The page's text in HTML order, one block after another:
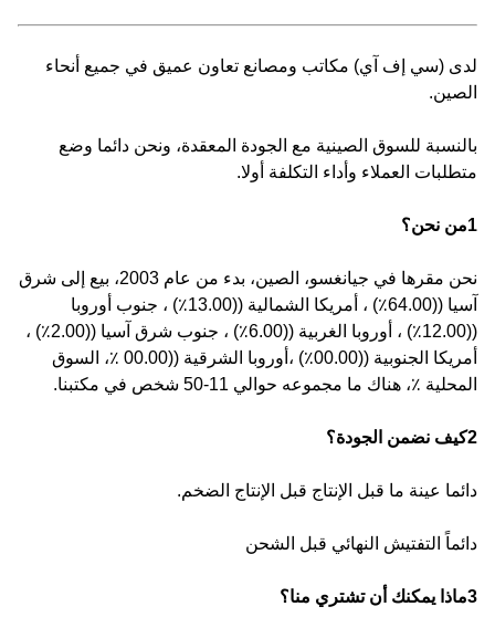
لدى (سي إف آي) مكاتب ومصانع تعاون عميق في جميع أنحاء
الصين.
بالنسبة للسوق الصينية مع الجودة المعقدة، ونحن دائما وضع
متطلبات العملاء وأداء التكلفة أولا.
1من نحن؟
نحن مقرها في جيانغسو، الصين، بدء من عام 2003، بيع إلى شرق
آسيا ((64.00٪) ، أمريكا الشمالية ((13.00٪) ، جنوب أوروبا
((12.00٪) ، أوروبا الغربية ((6.00٪) ، جنوب شرق آسيا ((2.00٪) ،
أمريكا الجنوبية ((00.00٪) ،أوروبا الشرقية ((00.00 ٪، السوق
المحلية ٪، هناك ما مجموعه حوالي 11-50 شخص في مكتبنا.
2كيف نضمن الجودة؟
دائما عينة ما قبل الإنتاج قبل الإنتاج الضخم.
دائماً التفتيش النهائي قبل الشحن
3ماذا يمكنك أن تشتري منا؟